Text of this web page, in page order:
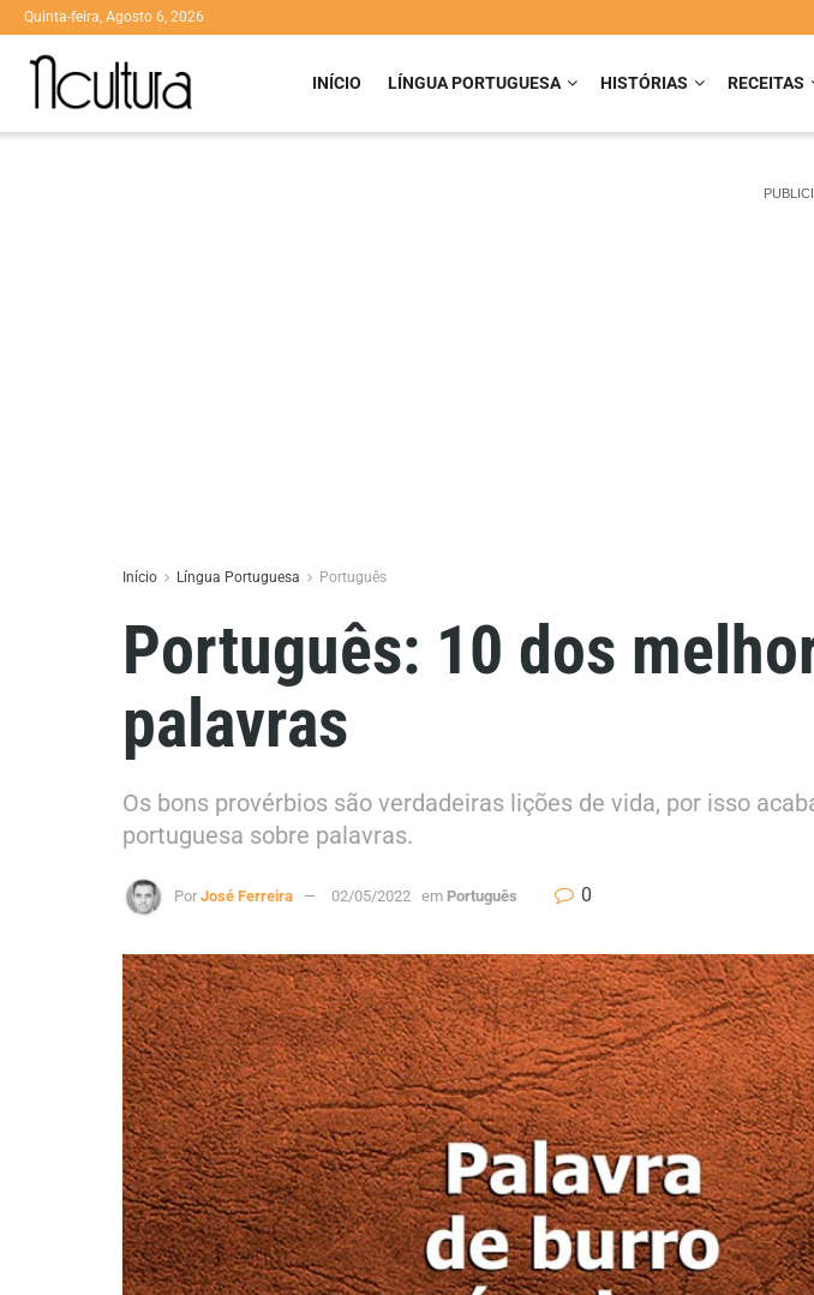
Quinta-feira, Agosto 6, 2026
INÍCIO LÍNGUA PORTUGUESA HISTÓRIAS RECEITAS
Início Língua Portuguesa Português
Português: 10 dos
palavras
Os bons provérbios são verdadeiras lições de vida, por isso
portuguesa sobre palavras.
Por José Ferreira 02/05/2022 em Português 0